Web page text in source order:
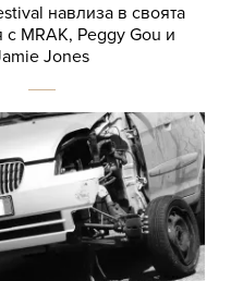
навлиза в своята
с MRAK, Peggy Gou и
Jones